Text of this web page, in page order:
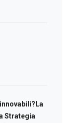
Strategia